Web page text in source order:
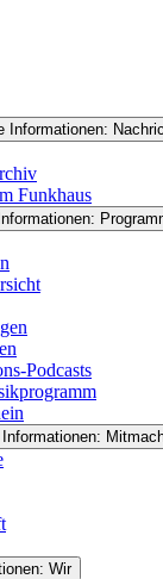
Informationen:
Funkhaus
Podcasts
Wir